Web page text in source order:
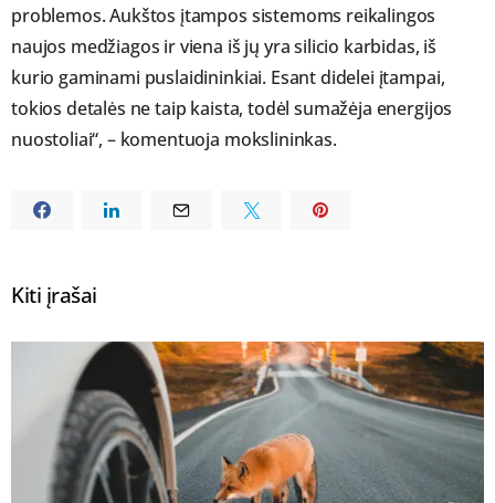
problemos. Aukštos įtampos sistemoms reikalingos
naujos medžiagos ir viena iš jų yra silicio karbidas, iš
kurio gaminami puslaidininkiai. Esant didelei įtampai,
tokios detalės ne taip kaista, todėl sumažėja energijos
nuostoliai“, – komentuoja mokslininkas.
Kiti įrašai